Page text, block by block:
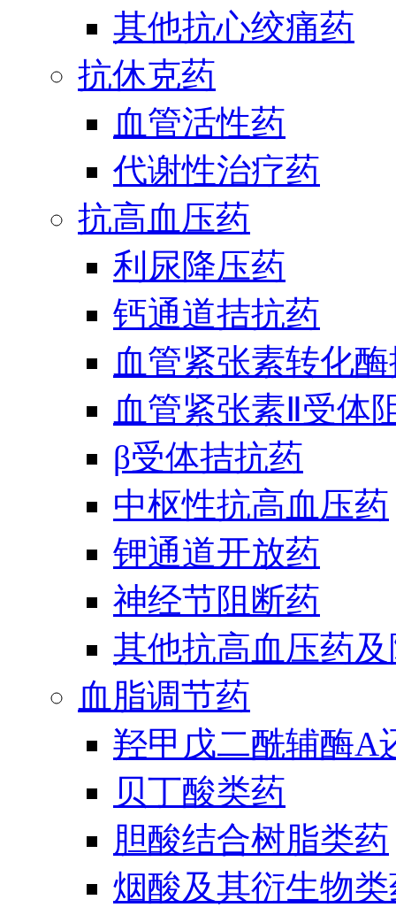
其他抗心绞痛药
抗休克药
血管活性药
代谢性治疗药
抗高血压药
利尿降压药
钙通道拮抗药
血管紧张素转化
血管紧张素Ⅱ受体
β受体拮抗药
中枢性抗高血压药
钾通道开放药
神经节阻断药
其他抗高血压药
血脂调节药
羟甲戊二酰辅酶A
贝丁酸类药
胆酸结合树脂类药
烟酸及其衍生物